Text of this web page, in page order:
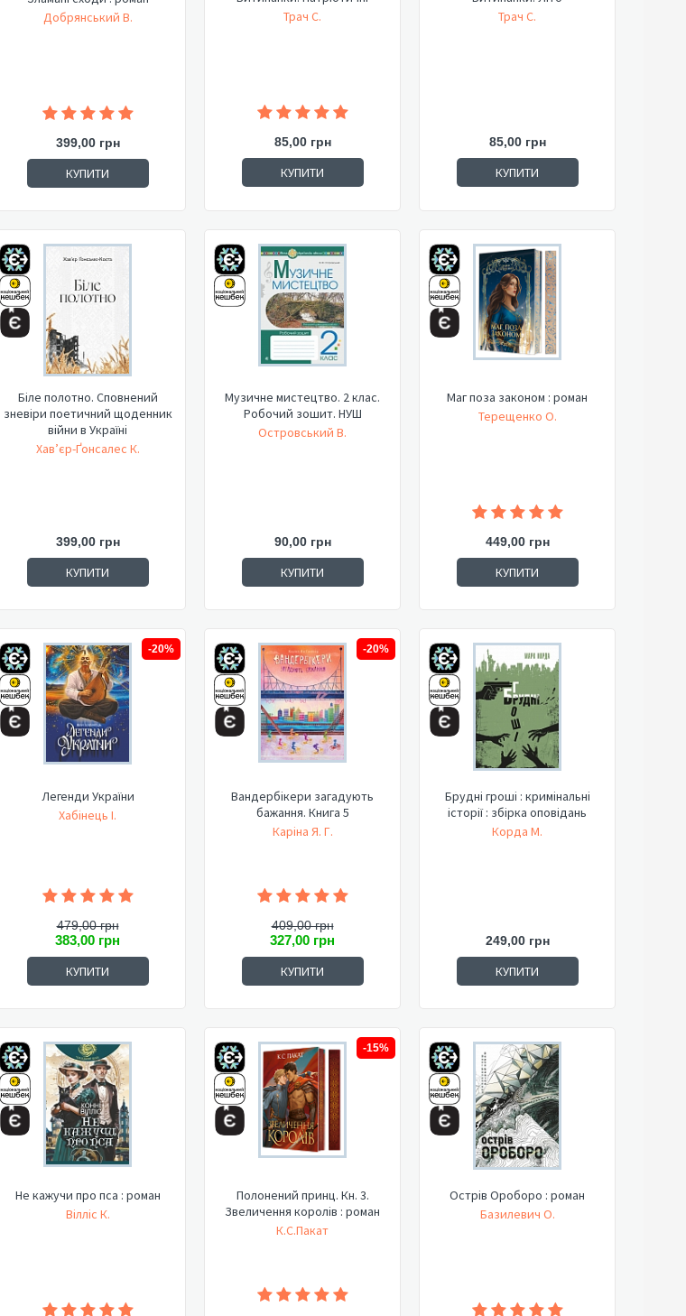
Добрянський В.
399,00 грн
КУПИТИ
Трач С.
85,00 грн
КУПИТИ
Трач С.
85,00 грн
КУПИТИ
Біле полотно. Сповнений
зневіри поетичний щоденник
війни в Україні
Хав’єр-Ґонсалес К.
399,00 грн
КУПИТИ
Музичне мистецтво. 2 клас.
Робочий зошит. НУШ
Островський В.
90,00 грн
КУПИТИ
Маг поза законом : роман
Терещенко О.
449,00 грн
КУПИТИ
-20%
Легенди України
Хабінець І.
479,00 грн
383,00 грн
КУПИТИ
-20%
Вандербікери загадують
бажання. Книга 5
Каріна Я. Г.
409,00 грн
327,00 грн
КУПИТИ
Брудні гроші : кримінальні
історії : збірка оповідань
Корда М.
249,00 грн
КУПИТИ
Не кажучи про пса : роман
Вілліс К.
-15%
Полонений принц. Кн. 3.
Звеличення королів : роман
К.С.Пакат
Острів Ороборо : роман
Базилевич О.